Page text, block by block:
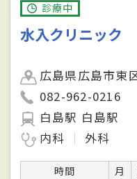
診療中
水入クリニック
広島県広島市東
082-962-0216
白島駅 白島駅
内科
外科
時間 月